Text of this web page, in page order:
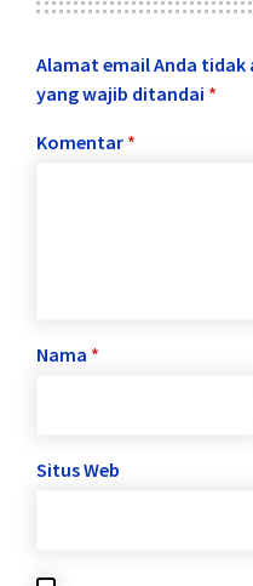
Alamat email Anda tidak
yang wajib ditandai *
Komentar *
Nama *
Situs Web